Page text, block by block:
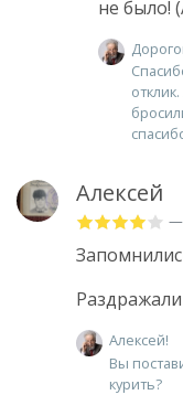
не было!
Алексей
—
Алексей!
Вы
курить?